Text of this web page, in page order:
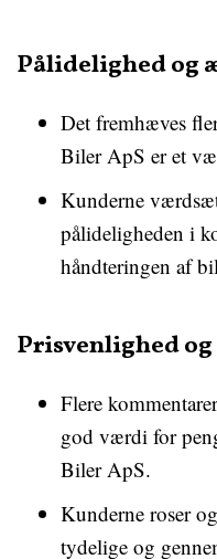
Pålidelighed og
Det fremhæves
Biler ApS er et
Kunderne
pålideligheden i
håndteringen af
Prisvenlighed
Flere
god værdi for
Biler ApS.
Kunderne roser
tydelige og